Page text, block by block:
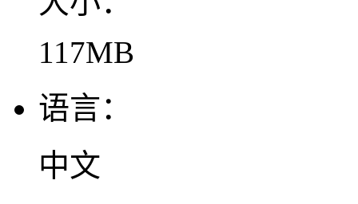
117MB
语言：
中文